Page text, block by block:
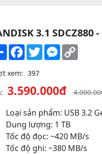
3.1 SDCZ880 -
Share Facebook
TwitterMessenger
xem: 397
3.590.000đ
Loại sản phẩm: USB 3.2
Dung lượng: 1 TB
Tốc độ đọc: ~420 MB/s
Tốc độ ghi: ~380 MB/s